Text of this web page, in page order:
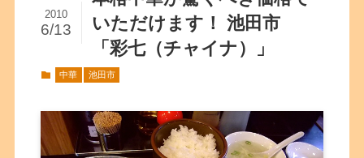
いただけます！ 池田市
「彩七（チャイナ）」
2010
6/13
中華 池田市